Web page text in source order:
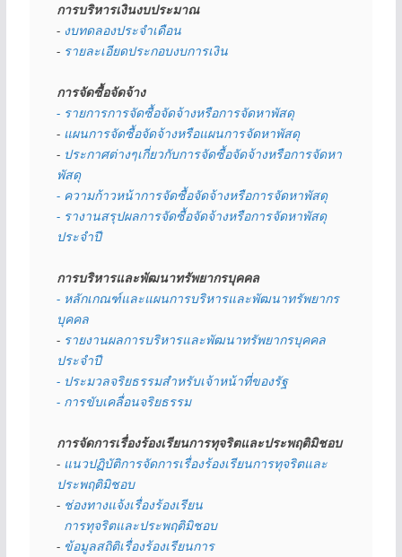
การบริหารเงินงบประมาณ
- งบทดลองประจำเดือน
- รายละเอียดประกอบงบการเงิน
การจัดซื้อจัดจ้าง
- รายการการจัดซื้อจัดจ้างหรือการจัดหาพัสดุ
- แผนการจัดซื้อจัดจ้างหรือแผนการจัดหาพัสดุ
- ประกาศต่างๆเกี่ยวกับการจัดซื้อจัดจ้างหรือการจัดหา
พัสดุ
- ความก้าวหน้าการจัดซื้อจัดจ้างหรือการจัดหาพัสดุ
- รางานสรุปผลการจัดซื้อจัดจ้างหรือการจัดหาพัสดุ
ประจำปี
การบริหารและพัฒนาทรัพยากรบุคคล
- หลักเกณฑ์และแผนการบริหารและพัฒนาทรัพยากร
บุคคล
- รายงานผลการบริหารและพัฒนาทรัพยากรบุคคล
ประจำปี
- ประมวลจริยธรรมสำหรับเจ้าหน้าที่ของรัฐ
- การขับเคลื่อนจริยธรรม
การจัดการเรื่องร้องเรียนการทุจริตและประพฤติมิชอบ
- แนวปฏิบัติการจัดการเรื่องร้องเรียนการทุจริตและ
ประพฤติมิชอบ
- ช่องทางแจ้งเรื่องร้องเรียน
  การทุจริตและประพฤติมิชอบ
- ข้อมูลสถิติเรื่องร้องเรียนการ